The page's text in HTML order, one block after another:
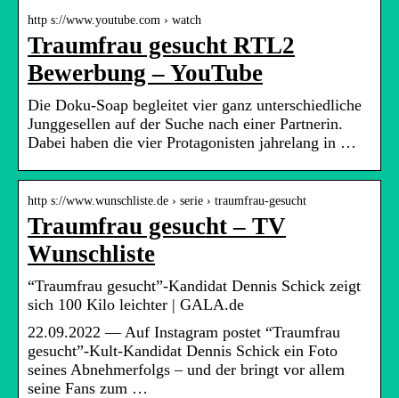
http s://www.youtube.com › watch
Traumfrau gesucht RTL2
Bewerbung – YouTube
Die Doku-Soap begleitet vier ganz unterschiedliche
Junggesellen auf der Suche nach einer Partnerin.
Dabei haben die vier Protagonisten jahrelang in …
http s://www.wunschliste.de › serie › traumfrau-gesucht
Traumfrau gesucht – TV
Wunschliste
“Traumfrau gesucht”-Kandidat Dennis Schick zeigt
sich 100 Kilo leichter | GALA.de
22.09.2022 — Auf Instagram postet “Traumfrau
gesucht”-Kult-Kandidat Dennis Schick ein Foto
seines Abnehmerfolgs – und der bringt vor allem
seine Fans zum …